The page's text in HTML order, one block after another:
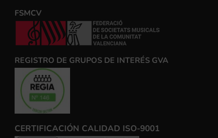
FSMCV
REGISTRO DE GRUPOS DE INTERÉS GVA
CERTIFICACIÓN CALIDAD ISO-9001